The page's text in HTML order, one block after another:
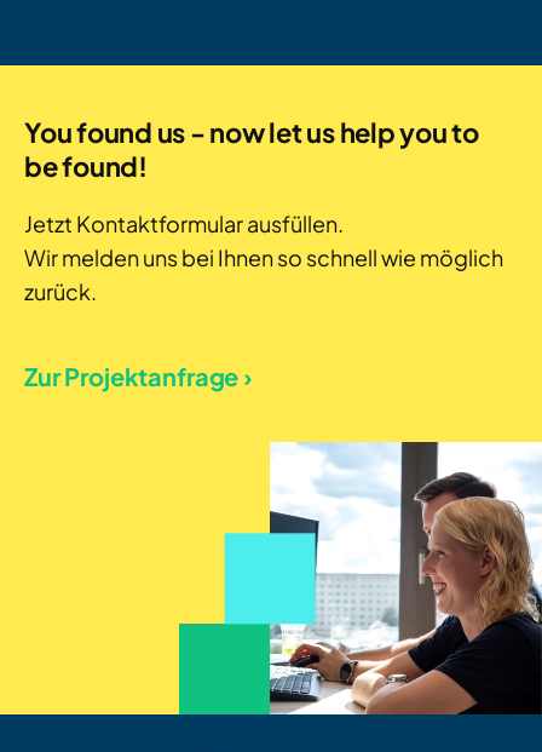
You found us - now let us help you to
be found!
Jetzt Kontaktformular ausfüllen.
Wir melden uns bei Ihnen so schnell wie möglich
zurück.
Zur Projektanfrage ›